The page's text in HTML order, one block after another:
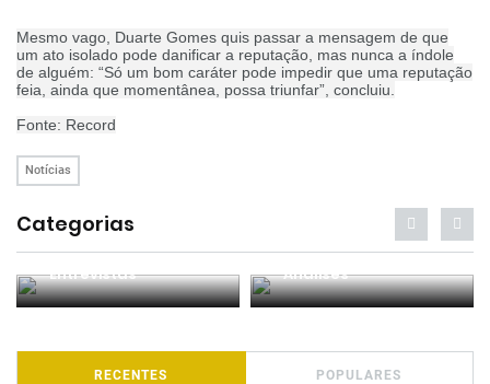
Mesmo vago, Duarte Gomes quis passar a mensagem de que
um ato isolado pode danificar a reputação, mas nunca a índole
de alguém: “Só um bom caráter pode impedir que uma reputação
feia, ainda que momentânea, possa triunfar”, concluiu.
Fonte: Record
Notícias
Categorias
Entrevistas Análises
RECENTES POPULARES